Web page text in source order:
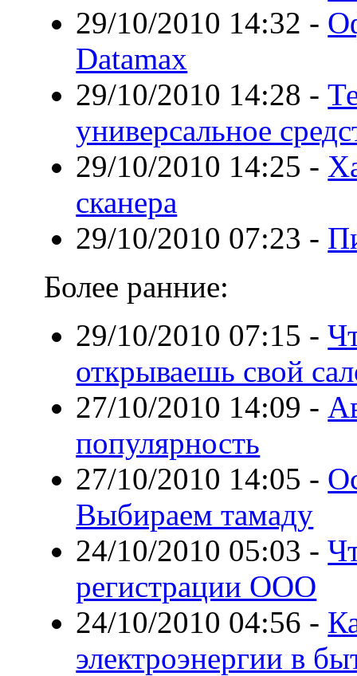
29/10/2010 14:32 -
Datamax
29/10/2010 14:28 -
универсальное
29/10/2010 14:25 -
сканера
29/10/2010 07:23 -
Более ранние:
29/10/2010 07:15 -
открываешь свой
27/10/2010 14:09 -
популярность
27/10/2010 14:05 -
Выбираем тамаду
24/10/2010 05:03 -
регистрации ООО
24/10/2010 04:56 -
электроэнергии в